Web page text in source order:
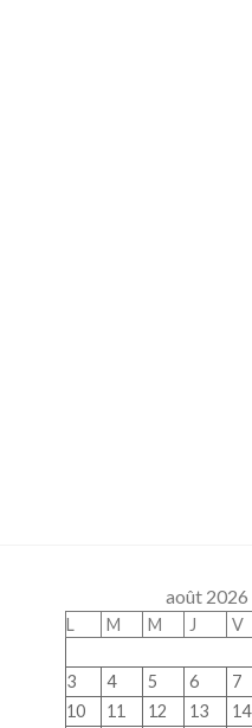
août 2026
L M M J V
3
4 5 6 7
10
11 12 13 14